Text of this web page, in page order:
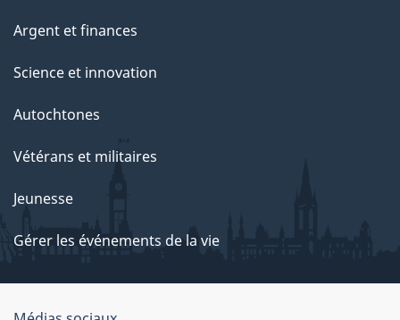
Argent et finances
Science et innovation
Autochtones
Vétérans et militaires
Jeunesse
Gérer les événements de la vie